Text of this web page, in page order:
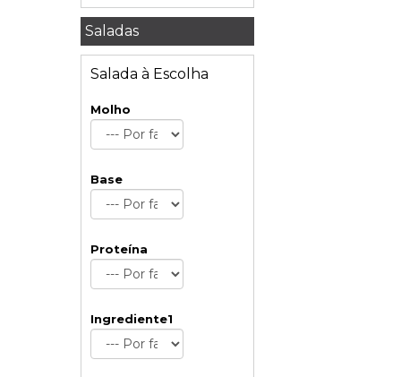
Saladas
Salada à Escolha
Molho
Base
Proteína
Ingrediente1